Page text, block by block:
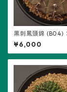
黒刺鳳頭錦 (B04)
リキウム属 ※実生
¥6,000